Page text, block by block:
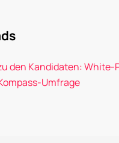
den Kandidaten: White-
Umfrage